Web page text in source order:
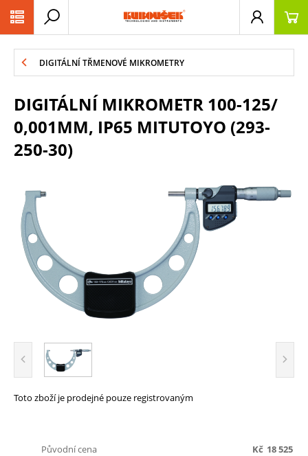
DIGITÁLNÍ TŘMENOVÉ MIKROMETRY
DIGITÁLNÍ MIKROMETR 100-125/
0,001MM, IP65 MITUTOYO (293-
250-30)
Toto zboží je prodejné pouze registrovaným
Původní cena 18 525
Kč